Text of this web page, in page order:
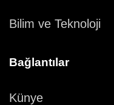
Bilim ve Teknoloji
Bağlantılar
Künye